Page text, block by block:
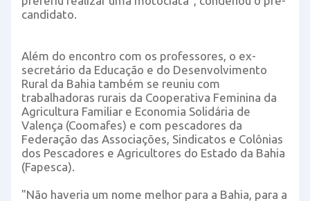
candidato.
Além do encontro com os professores, o ex-
secretário da Educação e do Desenvolvimento
Rural da Bahia também se reuniu com
trabalhadoras rurais da Cooperativa Feminina da
Agricultura Familiar e Economia Solidária de
Valença (Coomafes) e com pescadores da
Federação das Associações, Sindicatos e Colônias
dos Pescadores e Agricultores do Estado da Bahia
(Fapesca).
"Não haveria um nome melhor para a Bahia, para a